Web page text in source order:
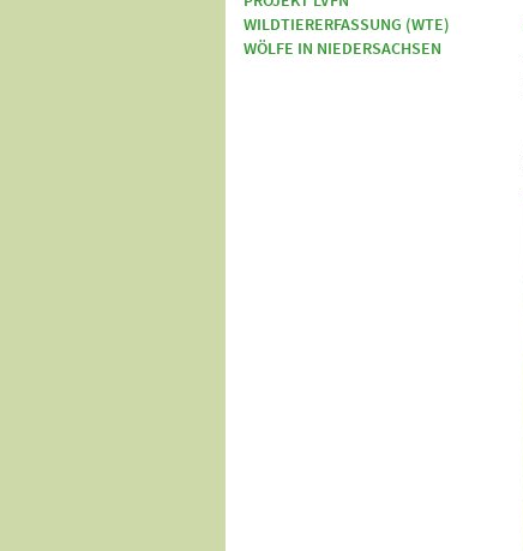
WILDTIERERFASSUNG (WTE)
WÖLFE IN NIEDERSACHSEN